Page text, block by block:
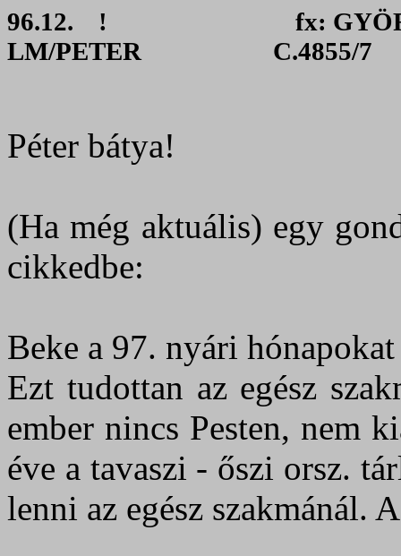
96.12. !
fx:
LM/PETER
C.4855/7
Péter bátya!
(Ha még aktuális) egy
cikkedbe:
Beke a 97. nyári
Ezt tudottan az egész
ember nincs Pesten, nem
éve a tavaszi - őszi orsz.
lenni az egész szakmánál.